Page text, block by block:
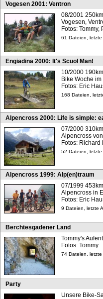
Vogesen 2001: Ventron
08/2001
Vogesen,
Fotos:
61 Dateien,
Engiadina 2000: It's Scuol Man!
10/2000
Bike Woche
Fotos: Eric
168 Dateien,
Alpencross 2000: Life is simple:
07/2000
Alpencross
Fotos: Richard
52 Dateien,
Alpencross 1999: Alp(en)traum
07/1999
Alpencross in
Fotos: Eric
9 Dateien, letzte
Berchtesgadener Land
Tommy's
Fotos: Tommy
74 Dateien,
Party
Unsere Bike-